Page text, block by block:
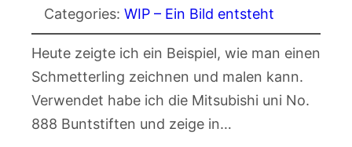
Categories: WIP – Ein Bild entsteht
Heute zeigte ich ein Beispiel, wie man einen
Schmetterling zeichnen und malen kann.
Verwendet habe ich die Mitsubishi uni No.
888 Buntstiften und zeige in…